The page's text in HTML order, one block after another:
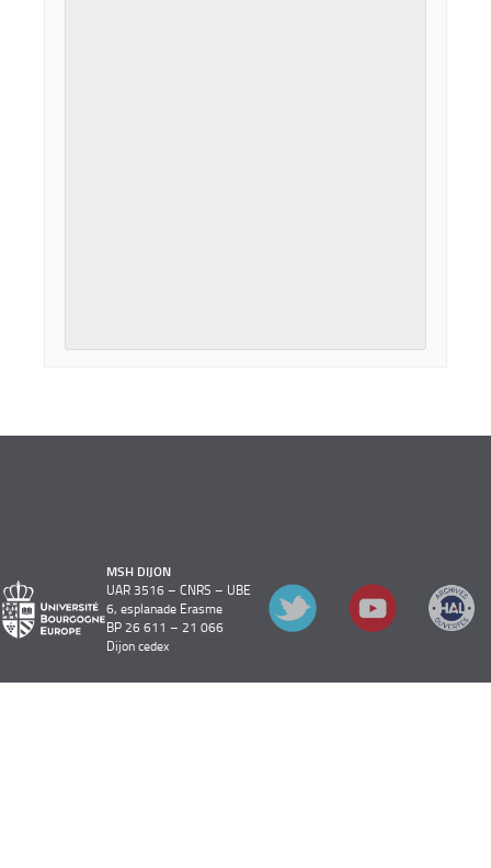
MSH DIJON
UAR 3516 – CNRS – UBE
6, esplanade Erasme
BP 26 611 – 21 066
Dijon cedex